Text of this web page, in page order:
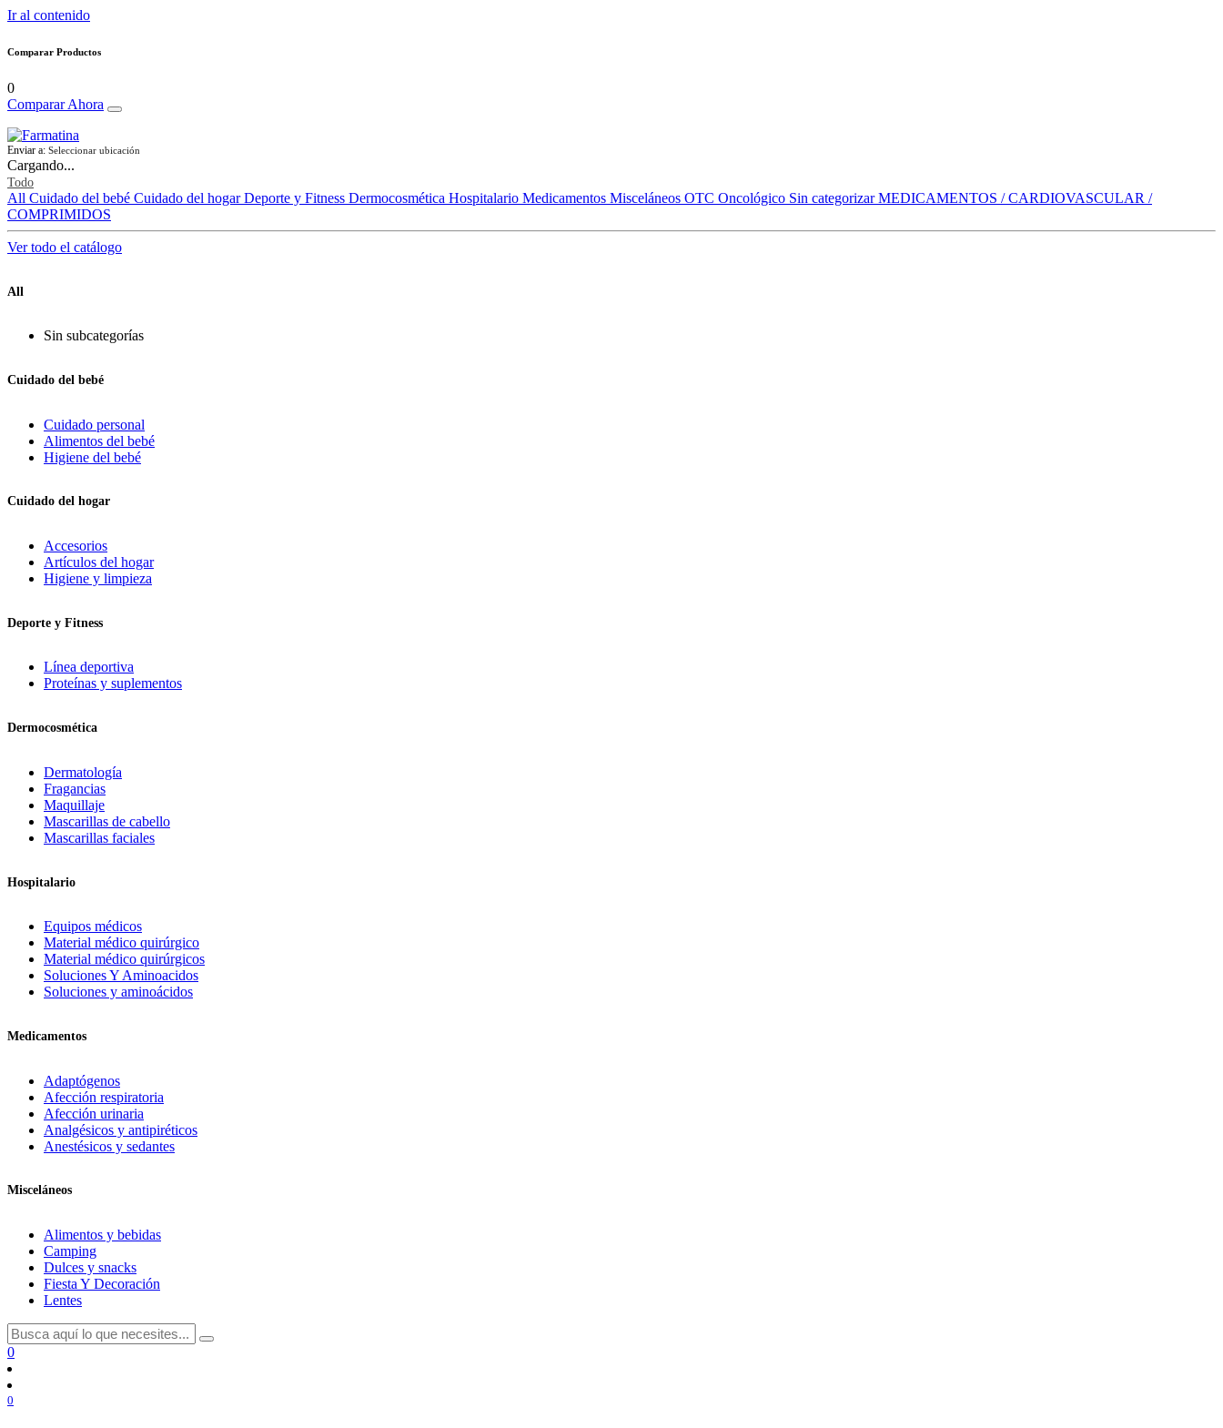
Ir al contenido
Comparar Productos
0
Comparar Ahora
Enviar a: Seleccionar ubicación
Cargando...
Todo
All Cuidado del bebé Cuidado del hogar Deporte y Fitness Dermocosmética Hospitalario Medicamentos Misceláneos OTC Oncológico Sin categorizar MEDICAMENTOS / CARDIOVASCULAR /
COMPRIMIDOS
Ver todo el catálogo
All
Sin subcategorías
Cuidado del bebé
Cuidado personal
Alimentos del bebé
Higiene del bebé
Cuidado del hogar
Accesorios
Artículos del hogar
Higiene y limpieza
Deporte y Fitness
Línea deportiva
Proteínas y suplementos
Dermocosmética
Dermatología
Fragancias
Maquillaje
Mascarillas de cabello
Mascarillas faciales
Hospitalario
Equipos médicos
Material médico quirúrgico
Material médico quirúrgicos
Soluciones Y Aminoacidos
Soluciones y aminoácidos
Medicamentos
Adaptógenos
Afección respiratoria
Afección urinaria
Analgésicos y antipiréticos
Anestésicos y sedantes
Misceláneos
Alimentos y bebidas
Camping
Dulces y snacks
Fiesta Y Decoración
Lentes
0
0